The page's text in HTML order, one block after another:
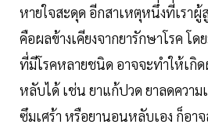
หายใจสะดุด อีกสาเหตุหนึ่งที่เราผู้
คือผลข้างเคียงจากยารักษาโรค โด
ที่มีโรคหลายชนิด อาจจะทำให้เกิด
หลับได้ เช่น ยาแก้ปวด ยาลดความ
ซึมเศร้า หรือยานอนหลับเอง ก็อา